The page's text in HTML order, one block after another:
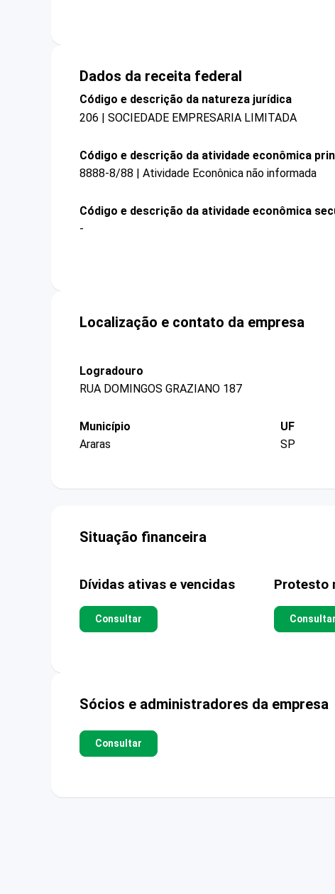
Dados da receita federal
Código e descrição da natureza jurídica
206 | SOCIEDADE EMPRESARIA LIMITADA
Código e descrição da atividade econômica
8888-8/88 | Atividade Econônica não informada
Código e descrição da atividade econômica
-
Localização e contato da empresa
Logradouro
RUA DOMINGOS GRAZIANO 187
Município
Araras
UF
SP
Situação financeira
Dívidas ativas e vencidas
Consultar
Protesto
Consultar
Sócios e administradores da empresa
Consultar